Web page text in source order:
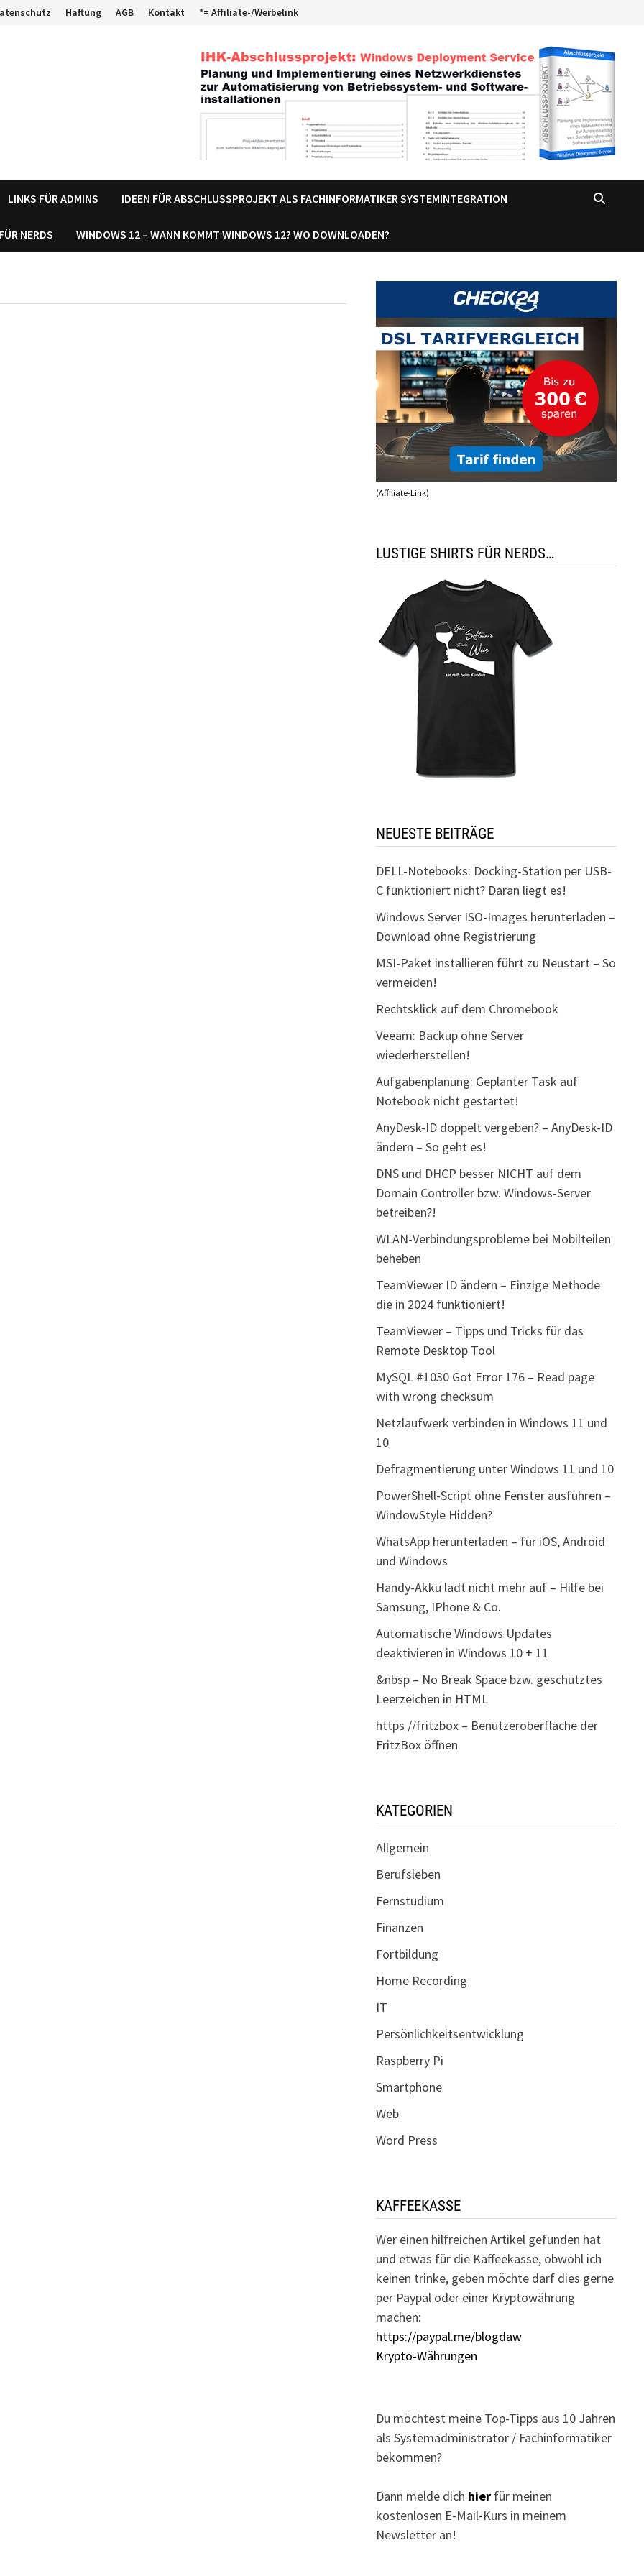
Haftung AGB Kontakt *= Affiliate-/Werbelink
LINKS FÜR ADMINS IDEEN FÜR ABSCHLUSSPROJEKT ALS FACHINFORMATIKER SYSTEMINTEGRATION
NERDS WINDOWS 12 – WANN KOMMT WINDOWS 12? WO DOWNLOADEN?
(Affiliate-Link)
LUSTIGE SHIRTS FÜR NERDS…
NEUESTE BEITRÄGE
DELL-Notebooks: Docking-Station per USB-
C funktioniert nicht? Daran liegt es!
Windows Server ISO-Images herunterladen –
Download ohne Registrierung
MSI-Paket installieren führt zu Neustart – So
vermeiden!
Rechtsklick auf dem Chromebook
Veeam: Backup ohne Server
wiederherstellen!
Aufgabenplanung: Geplanter Task auf
Notebook nicht gestartet!
AnyDesk-ID doppelt vergeben? – AnyDesk-ID
ändern – So geht es!
DNS und DHCP besser NICHT auf dem
Domain Controller bzw. Windows-Server
betreiben?!
WLAN-Verbindungsprobleme bei Mobilteilen
beheben
TeamViewer ID ändern – Einzige Methode
die in 2024 funktioniert!
TeamViewer – Tipps und Tricks für das
Remote Desktop Tool
MySQL #1030 Got Error 176 – Read page
with wrong checksum
Netzlaufwerk verbinden in Windows 11 und
10
Defragmentierung unter Windows 11 und 10
PowerShell-Script ohne Fenster ausführen –
WindowStyle Hidden?
WhatsApp herunterladen – für iOS, Android
und Windows
Handy-Akku lädt nicht mehr auf – Hilfe bei
Samsung, IPhone & Co.
Automatische Windows Updates
deaktivieren in Windows 10 + 11
&nbsp – No Break Space bzw. geschütztes
Leerzeichen in HTML
https //fritzbox – Benutzeroberfläche der
FritzBox öffnen
KATEGORIEN
Allgemein
Berufsleben
Fernstudium
Finanzen
Fortbildung
Home Recording
IT
Persönlichkeitsentwicklung
Raspberry Pi
Smartphone
Web
Word Press
KAFFEEKASSE
Wer einen hilfreichen Artikel gefunden hat
und etwas für die Kaffeekasse, obwohl ich
keinen trinke, geben möchte darf dies gerne
per Paypal oder einer Kryptowährung
machen:
https://paypal.me/blogdaw
Krypto-Währungen
Du möchtest meine Top-Tipps aus 10 Jahren
als Systemadministrator / Fachinformatiker
bekommen?
Dann melde dich hierfür meinen
kostenlosen E-Mail-Kurs in meinem
Newsletter an!